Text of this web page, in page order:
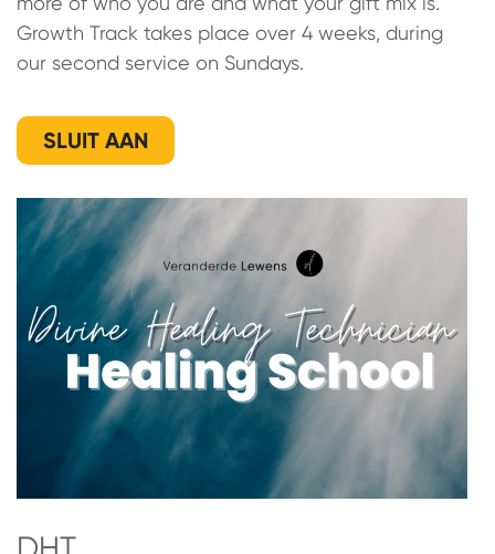
Growth Track takes place over 4 weeks, during
our second service on Sundays.
SLUIT AAN